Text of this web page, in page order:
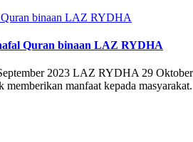
Quran binaan LAZ RYDHA
2023 LAZ RYDHA 29 Oktober
manfaat kepada